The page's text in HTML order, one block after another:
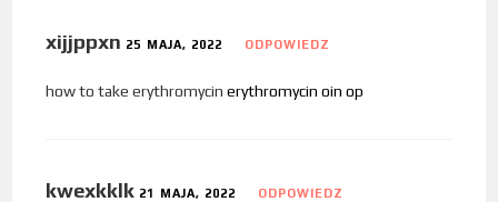
xijjppxn 25 MAJA, 2022 ODPOWIEDZ
how to take erythromycin erythromycin oin op
kwexkklk 21 MAJA, 2022 ODPOWIEDZ